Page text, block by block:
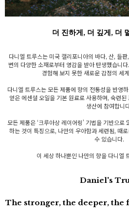
더 진하게, 더 깊게, 더
다니엘 트루스는 미국 캘리포니아의 바다, 산, 들
변의 다양한 소재로부터 영감을 받아 탄생했습니
경험해 보지 못한 새로운 감정의 세
다니엘 트루스는 모든 제품에 향의 전통성을 반영
얻은 에센셜 오일을 기본 원료로 사용하며, 숙련
생산에 참여합니
모든 제품은 ‘크루아상 레이어링’ 기법을 기반으
하는 것이 특징으로, 나만의 우아함과 세련됨, 때
수 있습니다.
이 세상 하나뿐인 나만의 향을 다니엘
Daniel's
The stronger, the deeper, the